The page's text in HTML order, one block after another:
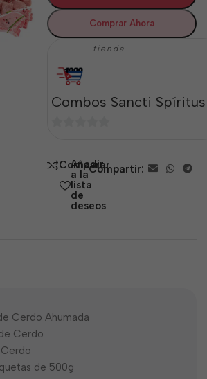
Comprar Ahora
tienda
Combos Sancti Spíritus
5 Comparar
Añadir
a la
lista
de
deseos
Compartir:
Cerdo Ahumada
Cerdo
de 500g